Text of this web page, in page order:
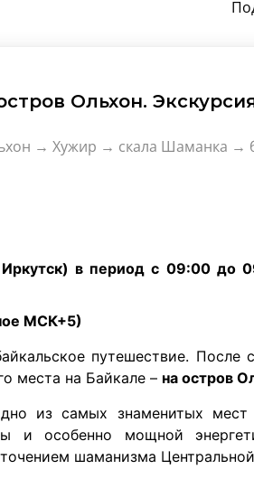
Ольхон.
→ Хужир → скала Шаманка →
Иркутск) в период с 09:00 до
МСК+5)
путешествие. После
места на Байкале – на остров
из самых знаменитых мест
и особенно мощной
шаманизма